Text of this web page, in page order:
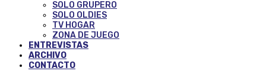
SOLO GRUPERO
SOLO OLDIES
TV HOGAR
ZONA DE JUEGO
ENTREVISTAS
ARCHIVO
CONTACTO